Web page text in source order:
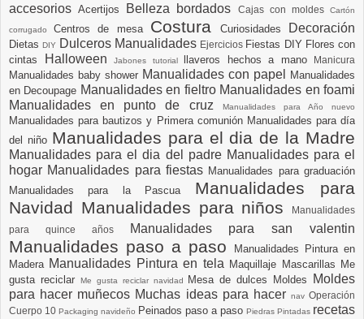
accesoriosAcertijos Belleza bordados Cajas con moldesCartón
corrugadoCentros de mesa Costura Curiosidades Decoración
DietasDIY Dulceros Manualidades Ejercicios Fiestas DIY Flores con
cintas
Halloween Jabones tutorial llaveros hechos a mano Manicura
Manualidades baby shower Manualidades con papel
Manualidades
en Decoupage Manualidades en fieltro Manualidades en foami
Manualidades en punto de cruz
Manualidades para Año nuevo
Manualidades para bautizos y Primera comunión Manualidades para día
del niño Manualidades para el dia de la Madre
Manualidades para el dia del padre Manualidades para el
hogar Manualidades para fiestas Manualidades para graduación
Manualidades para la Pascua Manualidades para
Navidad Manualidades para niños
Manualidades
para quince años
Manualidades para san valentin
Manualidades paso a paso
Manualidades Pintura en
Madera Manualidades Pintura en tela Maquillaje Mascarillas Me
gusta reciclar
Me gusta reciclar navidad Mesa de dulces Moldes
Moldes
para hacer muñecos Muchas ideas para hacer nav Operación
Cuerpo 10 Packaging navideño Peinados paso a paso Piedras Pintadas recetas